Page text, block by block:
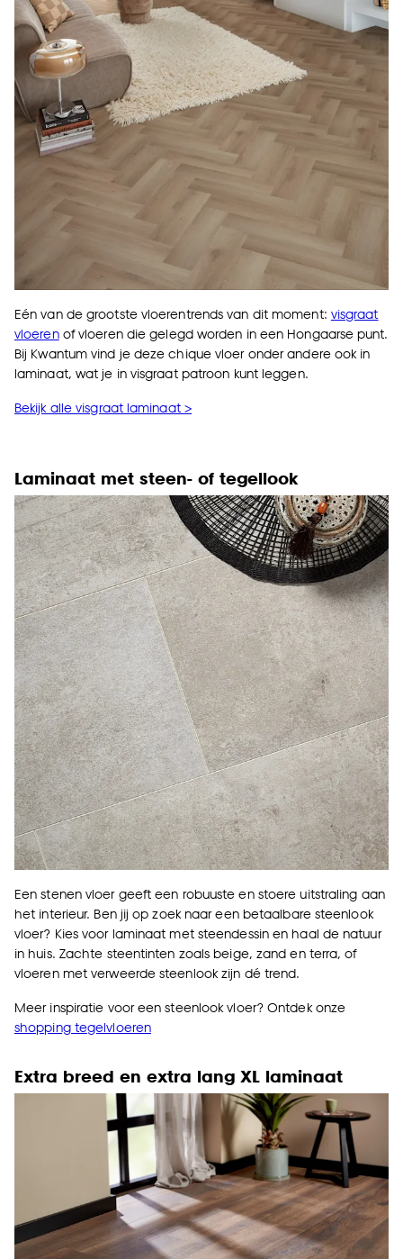
Eén van de grootste vloerentrends van dit moment: visgraat
vloerenof vloeren die gelegd worden in een Hongaarse punt.
Bij Kwantum vind je deze chique vloer onder andere ook in
laminaat, wat je in visgraat patroon kunt leggen.
Bekijk alle visgraat laminaat >
Laminaat met steen- of tegellook
Een stenen vloer geeft een robuuste en stoere uitstraling aan
het interieur. Ben jij op zoek naar een betaalbare steenlook
vloer? Kies voor laminaat met steendessin en haal de natuur
in huis. Zachte steentinten zoals beige, zand en terra, of
vloeren met verweerde steenlook zijn dé trend.
Meer inspiratie voor een steenlook vloer? Ontdek onze
shopping tegelvloeren
Extra breed en extra lang XL laminaat